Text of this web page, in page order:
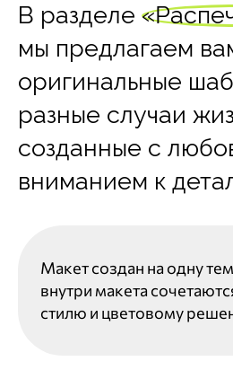
В разделе
мы предлагаем
оригинальные
разные случаи
созданные с
вниманием к
Макет создан на одну
внутри макета
стилю и цветовому